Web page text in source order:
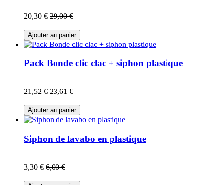
20,30 € 29,00 €
Ajouter au panier
Pack Bonde clic clac + siphon plastique
21,52 € 23,61 €
Ajouter au panier
Siphon de lavabo en plastique
3,30 € 6,00 €